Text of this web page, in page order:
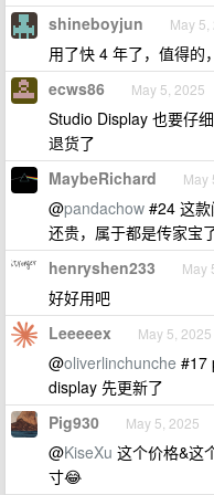
shineboyjun May 5,
用了快 4 年了，值得的
ecws86 May 5, 2025
Studio Display 也要仔
退货了
MaybeRichard May
@pandachow #24 这
还贵，属于都是传家宝
henryshen233 May
好好用吧
Leeeeex May 5,
@oliverlinchunche #17
display 先更新了
Pig930 May 5, 2025
@KiseXu 这个价格&这
寸😂